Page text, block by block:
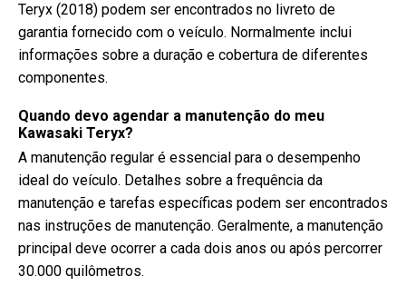
Teryx (2018) podem ser encontrados no livreto de
garantia fornecido com o veículo. Normalmente inclui
informações sobre a duração e cobertura de diferentes
componentes.
Quando devo agendar a manutenção do meu
Kawasaki Teryx?
A manutenção regular é essencial para o desempenho
ideal do veículo. Detalhes sobre a frequência da
manutenção e tarefas específicas podem ser encontrados
nas instruções de manutenção. Geralmente, a manutenção
principal deve ocorrer a cada dois anos ou após percorrer
30.000 quilômetros.